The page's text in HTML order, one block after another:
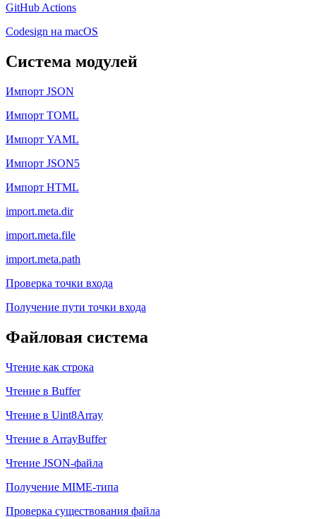
GitHub Actions
Codesign на macOS
Система модулей
Импорт JSON
Импорт TOML
Импорт YAML
Импорт JSON5
Импорт HTML
import.meta.dir
import.meta.file
import.meta.path
Проверка точки входа
Получение пути точки входа
Файловая система
Чтение как строка
Чтение в Buffer
Чтение в Uint8Array
Чтение в ArrayBuffer
Чтение JSON-файла
Получение MIME-типа
Проверка существования файла